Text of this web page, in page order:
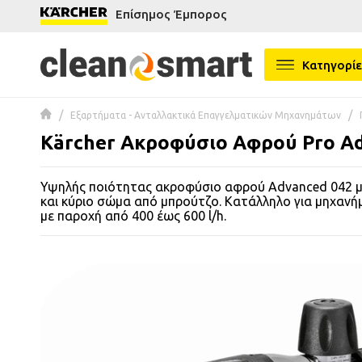
menu
Επίσημος Έμπορος
Εξαρτήματα - Ανταλλακτικά Επαγγελματικών Μηχανημάτων
Kärcher Ακροφύσιο Αφρού Pro
Υψηλής ποιότητας ακροφύσιο αφρού Advanced 042
και κύριο σώμα από μπρούτζο. Κατάλληλο για
με παροχή από 400 έως 600 l/h.